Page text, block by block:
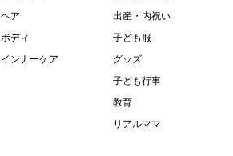
ヘア
ボディ
インナーケア
出産・内祝い
子ども服
グッズ
子ども行事
教育
リアルママ